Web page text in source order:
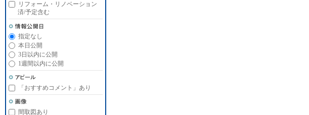
リフォーム・リノベーション
済/予定含む
指定なし
本日公開
3日以内に公開
1週間以内に公開
「おすすめコメント」あり
間取図あり